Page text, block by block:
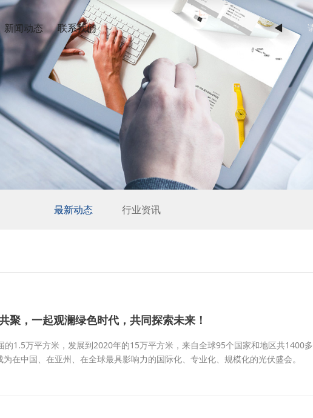
新闻动态 联系我们 ◄
最新动态 行业资讯
聚，一起观澜绿色时代，共同探索未来！
的1.5万平方米，发展到2020年的15万平方米，来自全球95个国家和地区共1400多
在中国、在亚州、在全球最具影响力的国际化、专业化、规模化的光伏盛会。